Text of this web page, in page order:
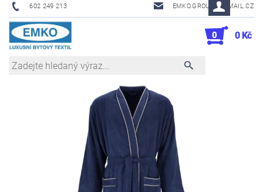
602 249 213 EMKO.GROUSL@EMAIL.CZ
0 0 Kč